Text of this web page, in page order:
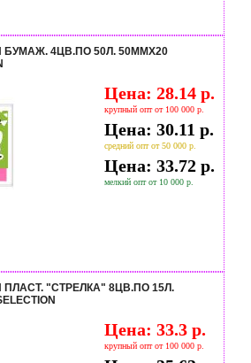
БУМАЖ. 4ЦВ.ПО 50Л. 50ММХ20
Цена: 28.14 р.
крупный опт от 100 000 р.
Цена: 30.11 р.
средний опт от 50 000 р.
Цена: 33.72 р.
мелкий опт от 10 000 р.
ПЛАСТ. "СТРЕЛКА" 8ЦВ.ПО 15Л.
Цена: 33.3 р.
крупный опт от 100 000 р.